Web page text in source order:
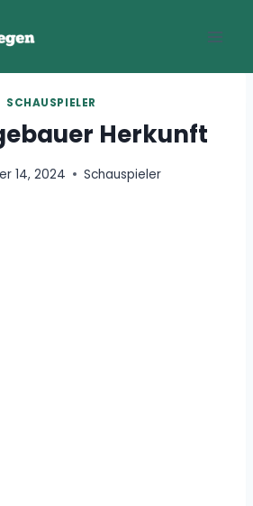
SCHAUSPIELER
Herkunft
14, 2024 Schauspieler